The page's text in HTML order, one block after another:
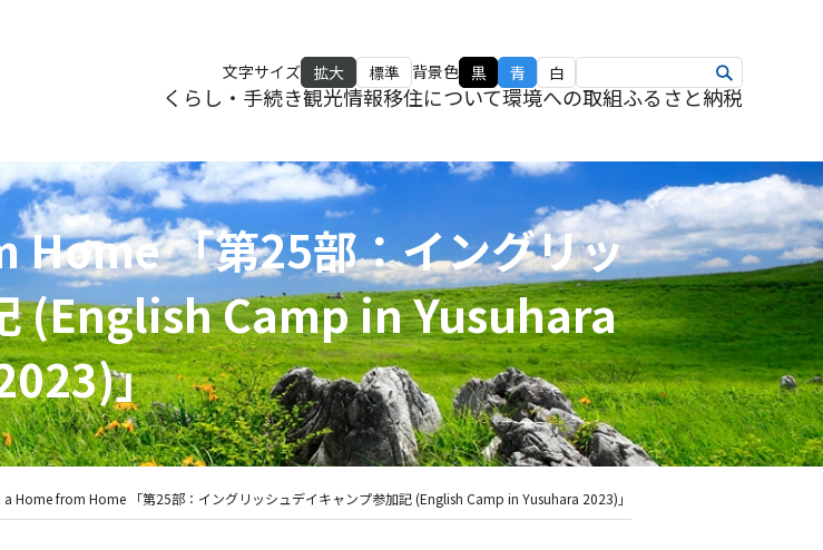
文字サイズ 拡大 標準 背景色 黒 青 白
くらし・手続き観光情報移住について環境への取組ふるさと納税
「第25部：イングリッ
(English Camp in Yusuhara
」
a Home from Home 「第25部：イングリッシュデイキャンプ参加記 (English Camp in Yusuhara 2023)」